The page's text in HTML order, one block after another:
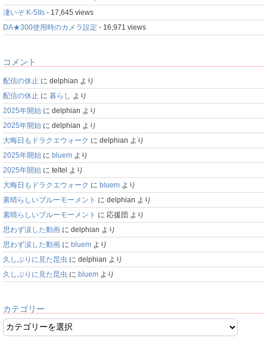
凄いぞ K-5IIs - 17,645 views
DA★300使用時のカメラ設定 - 16,971 views
コメント
配信の休止 に delphian より
配信の休止 に 暮らし より
2025年開始 に delphian より
2025年開始 に delphian より
大晦日もドラクエウォーク に delphian より
2025年開始 に bluem より
2025年開始 に teltel より
大晦日もドラクエウォーク に bluem より
素晴らしいブルーモーメント に delphian より
素晴らしいブルーモーメント に 応援団 より
思わず涙した動画 に delphian より
思わず涙した動画 に bluem より
久しぶりに見た昆虫 に delphian より
久しぶりに見た昆虫 に bluem より
カテゴリー